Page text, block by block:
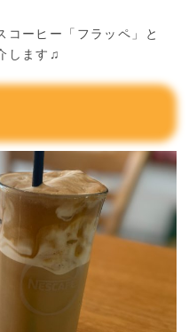
コーヒー「フラッペ」と
します♫